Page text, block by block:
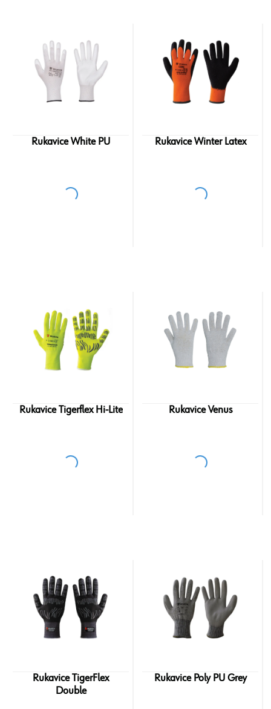
Rukavice White PU Rukavice Winter Latex
Rukavice Tigerflex Hi-Lite Rukavice Venus
Rukavice TigerFlex
Double
Rukavice Poly PU Grey